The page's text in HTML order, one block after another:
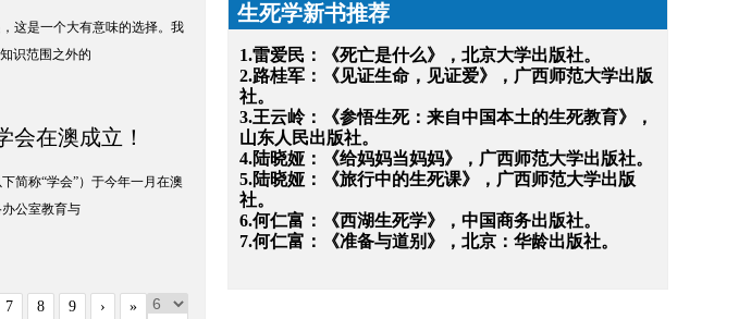
这是一个大有意味的选择。我
识范围之外的
会在澳成立！
简称“学会”）于今年一月在澳
公室教育与
7 8 9 › »
生死学新书推荐
1.雷爱民：《死亡是什么》，北京大学出版社。
2.路桂军：《见证生命，见证爱》，广西师范大学出版
社。
3.王云岭：《参悟生死：来自中国本土的生死教育》，
山东人民出版社。
4.陆晓娅：《给妈妈当妈妈》，广西师范大学出版社。
5.陆晓娅：《旅行中的生死课》，广西师范大学出版
社。
6.何仁富：《西湖生死学》，中国商务出版社。
7.何仁富：《准备与道别》，北京：华龄出版社。